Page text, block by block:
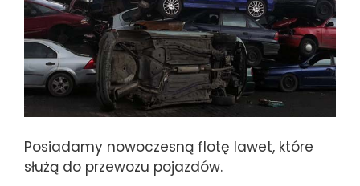
Posiadamy nowoczesną flotę lawet, które
służą do przewozu pojazdów.